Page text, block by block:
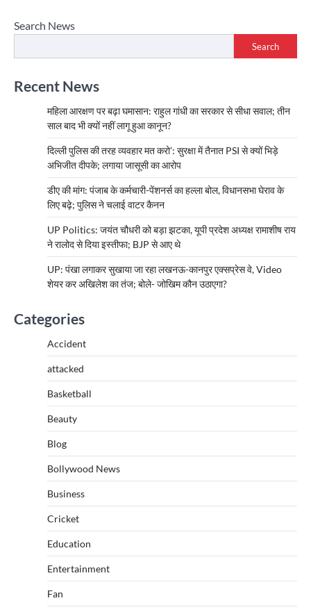
Search News
Search
Recent News
महिला आरक्षण पर बढ़ा घमासान: राहुल गांधी का सरकार से सीधा सवाल; तीन
साल बाद भी क्यों नहीं लागू हुआ कानून?
दिल्ली पुलिस की तरह व्यवहार मत करो’: सुरक्षा में तैनात PSI से क्यों भिड़े
अभिजीत दीपके; लगाया जासूसी का आरोप
डीए की मांग: पंजाब के कर्मचारी-पेंशनर्स का हल्ला बोल, विधानसभा घेराव के
लिए बढ़े; पुलिस ने चलाई वाटर कैनन
UP Politics: जयंत चौधरी को बड़ा झटका, यूपी प्रदेश अध्यक्ष रामाशीष राय
ने रालोद से दिया इस्तीफा; BJP से आए थे
UP: पंखा लगाकर सुखाया जा रहा लखनऊ-कानपुर एक्सप्रेस वे, Video
शेयर कर अखिलेश का तंज; बोले- जोखिम कौन उठाएगा?
Categories
Accident
attacked
Basketball
Beauty
Blog
Bollywood News
Business
Cricket
Education
Entertainment
Fan